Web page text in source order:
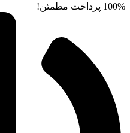
100% پرداخت مطمئن!